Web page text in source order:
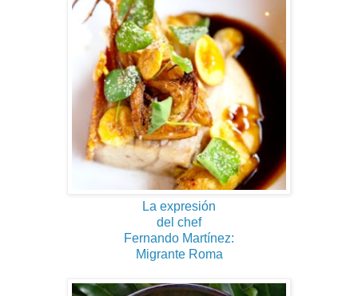
La expresión
del chef
Fernando Martínez:
Migrante Roma